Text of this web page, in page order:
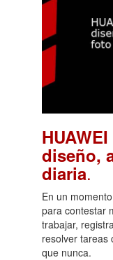
diseño,
diaria.
En un
para contestar
trabajar,
resolver tareas
que nunca.